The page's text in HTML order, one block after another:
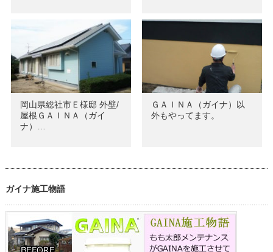
岡山県総社市Ｅ様邸 外壁/
屋根ＧＡＩＮＡ（ガイ
ナ）…
ＧＡＩＮＡ（ガイナ）以
外もやってます。
ガイナ施工物語